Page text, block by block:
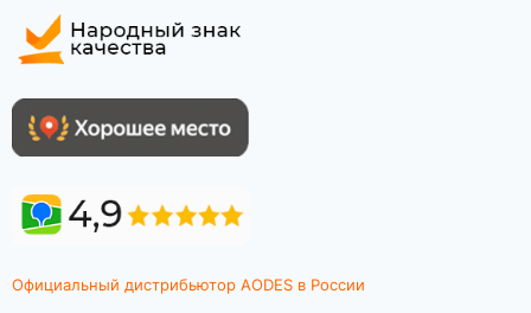
Официальный дистрибьютор AODES в России